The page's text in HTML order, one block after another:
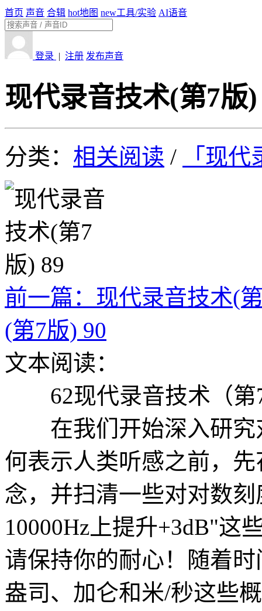
首页 声音 合辑 hot地图 new工具/实验 AI语音
登录 | 注册 发布声音
现代录音技术(第7版)
分类： 相关阅读 / 「现
前一篇：现代录音技术(
(第7版) 90
文本阅读：
62现代录音技术（第
在我们开始深入研究
何表示人类听感之前，
念，并扫清一些对对数
10000Hz上提升+3dB"这
请保持你的耐心！随着
盎司、加仑和米/秒这些